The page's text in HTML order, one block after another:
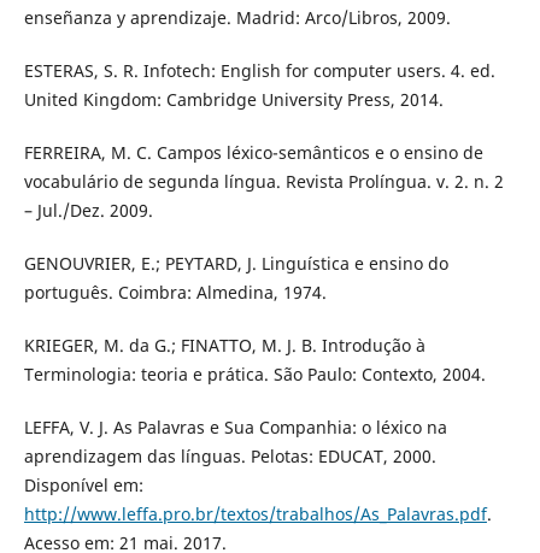
enseñanza y aprendizaje. Madrid: Arco/Libros, 2009.
ESTERAS, S. R. Infotech: English for computer users. 4. ed.
United Kingdom: Cambridge University Press, 2014.
FERREIRA, M. C. Campos léxico-semânticos e o ensino de
vocabulário de segunda língua. Revista Prolíngua. v. 2. n. 2
– Jul./Dez. 2009.
GENOUVRIER, E.; PEYTARD, J. Linguística e ensino do
português. Coimbra: Almedina, 1974.
KRIEGER, M. da G.; FINATTO, M. J. B. Introdução à
Terminologia: teoria e prática. São Paulo: Contexto, 2004.
LEFFA, V. J. As Palavras e Sua Companhia: o léxico na
aprendizagem das línguas. Pelotas: EDUCAT, 2000.
Disponível em:
http://www.leffa.pro.br/textos/trabalhos/As_Palavras.pdf.
Acesso em: 21 mai. 2017.